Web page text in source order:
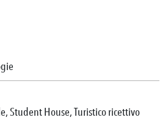
Student House, Turistico ricettivo